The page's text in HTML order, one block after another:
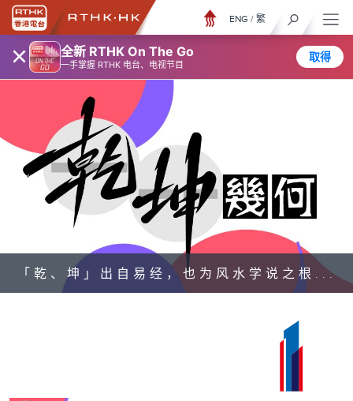
× 全新 RTHK On The Go
一手掌握 RTHK 电台、电视节目
取得
ENG / 繁
「乾、坤」出自易经，也为风水学说之根...